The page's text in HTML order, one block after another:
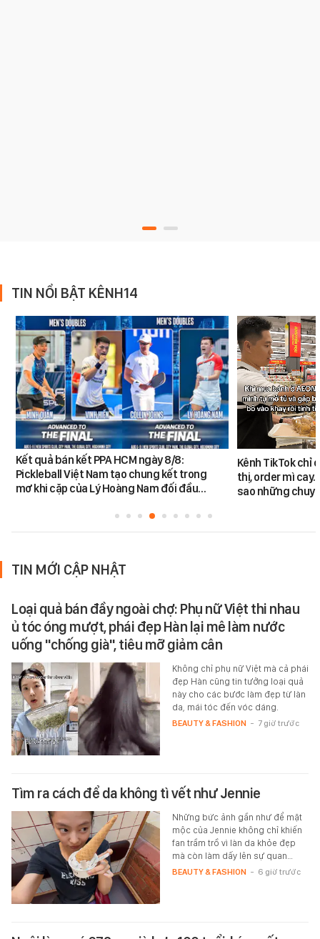
TIN NỔI BẬT KÊNH14
Kết quả bán kết PPA HCM ngày 8/8:
Pickleball Việt Nam tạo chung kết trong
mơ khi cặp của Lý Hoàng Nam đối đầu…
Kênh TikTok chỉ
thị, order mì
sao những
TIN MỚI CẬP NHẬT
Loại quả bán đầy ngoài chợ: Phụ nữ Việt thi nhau
ủ tóc óng mượt, phái đẹp Hàn lại mê làm nước
uống "chống già", tiêu mỡ giảm cân
Không chỉ phụ nữ Việt mà cả phái
đẹp Hàn cũng tin tưởng loại quả
này cho các bước làm đẹp từ làn
da, mái tóc đến vóc dáng.
BEAUTY & FASHION - 7 giờ trước
Tìm ra cách để da không tì vết như Jennie
Những bức ảnh gần như để mặt
mộc của Jennie không chỉ khiến
fan trầm trồ vì làn da khỏe đẹp
mà còn làm dấy lên sự quan…
BEAUTY & FASHION - 6 giờ trước